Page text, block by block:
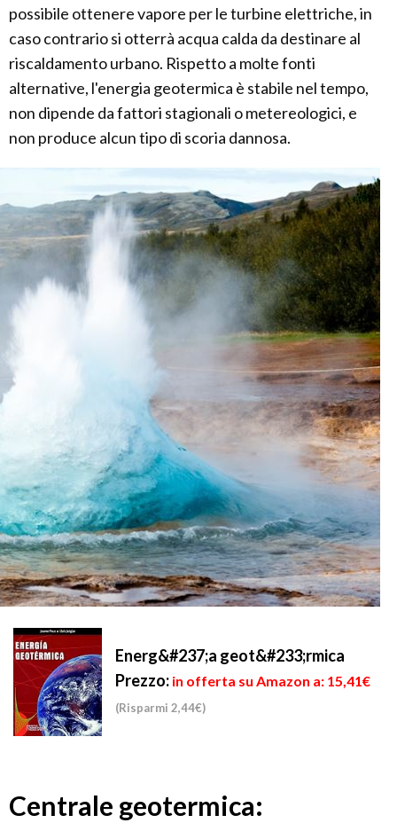
possibile ottenere vapore per le turbine elettriche, in
caso contrario si otterrà acqua calda da destinare al
riscaldamento urbano. Rispetto a molte fonti
alternative, l'energia geotermica è stabile nel tempo,
non dipende da fattori stagionali o metereologici, e
non produce alcun tipo di scoria dannosa.
Energ&#237;a geot&#233;rmica
Prezzo: in offerta su Amazon a: 15,41€
(Risparmi 2,44€)
Centrale geotermica: